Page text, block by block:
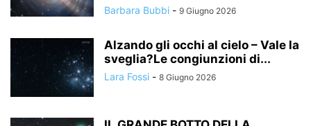
Barbara Bubbi - 9 Giugno 2026
Alzando gli occhi al cielo – Vale la
sveglia?Le congiunzioni di...
Lara Fossi - 8 Giugno 2026